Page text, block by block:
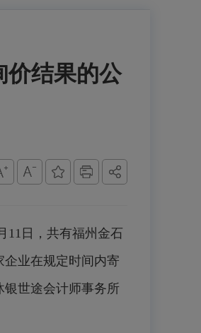
价结果的公
11日，共有福州金石
业在规定时间内寄
银世途会计师事务所